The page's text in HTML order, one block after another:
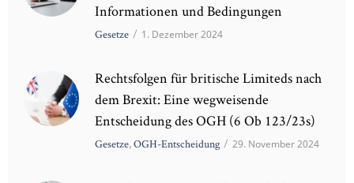
Informationen und Bedingungen
Gesetze / 1. Dezember 2024
Rechtsfolgen für britische Limiteds nach
dem Brexit: Eine wegweisende
Entscheidung des OGH (6 Ob 123/23s)
Gesetze,OGH-Entscheidung / 29. November 2024